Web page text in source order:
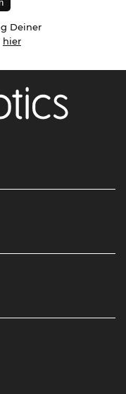
Deiner
hier